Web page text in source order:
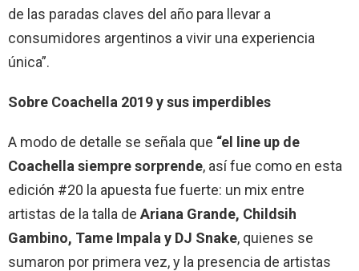
de las paradas claves del año para llevar a
consumidores argentinos a vivir una experiencia
única”.
Sobre Coachella 2019 y sus imperdibles
A modo de detalle se señala que “el line up de
Coachella siempre sorprende, así fue como en esta
edición #20 la apuesta fue fuerte: un mix entre
artistas de la talla de Ariana Grande, Childsih
Gambino, Tame Impala y DJ Snake, quienes se
sumaron por primera vez, y la presencia de artistas